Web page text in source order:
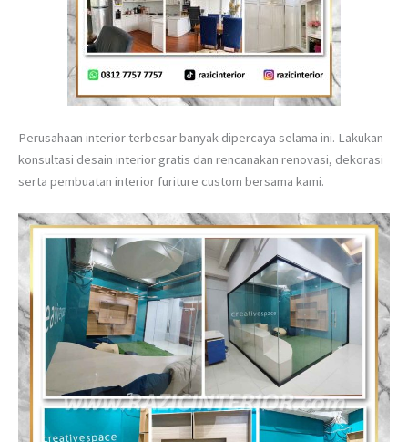
Perusahaan interior terbesar banyak dipercaya selama ini. Lakukan
konsultasi desain interior gratis dan rencanakan renovasi, dekorasi
serta pembuatan interior furiture custom bersama kami.